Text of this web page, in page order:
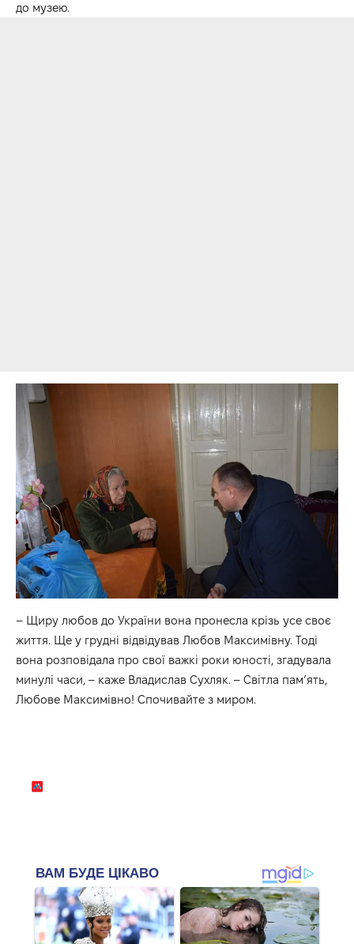
до музею.
– Щиру любов до України вона пронесла крізь усе своє
життя. Ще у грудні відвідував Любов Максимівну. Тоді
вона розповідала про свої важкі роки юності, згадувала
минулі часи, – каже Владислав Сухляк. – Світла пам’ять,
Любове Максимівно! Спочивайте з миром.